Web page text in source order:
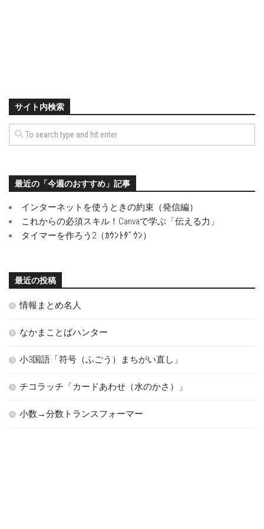
サイト内検索
最近の「今週のおすすめ」記事
インターネットを使うときの約束（発信編）
これからの必須スキル！Canvaで学ぶ「伝える力」
タイマーを作ろう2（ｶｳﾝﾄﾀﾞｳﾝ）
最近の投稿
情報まとめ名人
なかまことばハンター
小3国語「符号（ふごう）まちがい直し」
チコラッチ「カードあわせ（水のかさ）」
小数→分数トランスフォーマー